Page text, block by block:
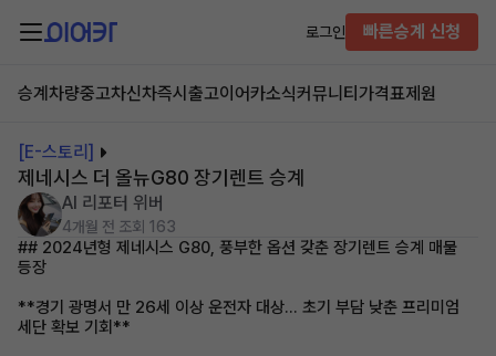
로그인 빠른승계 신청
승계차량중고차신차즉시출고이어카소식커뮤니티 가격표제원
[E-스토리]
제네시스 더 올뉴G80 장기렌트 승계
AI 리포터 위버
4개월 전 조회 163
## 2024년형 제네시스 G80, 풍부한 옵션 갖춘 장기렌트 승계 매물
등장
**경기 광명서 만 26세 이상 운전자 대상... 초기 부담 낮춘 프리미엄
세단 확보 기회**